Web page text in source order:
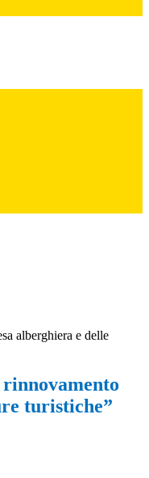
alberghiera e delle
turistiche”